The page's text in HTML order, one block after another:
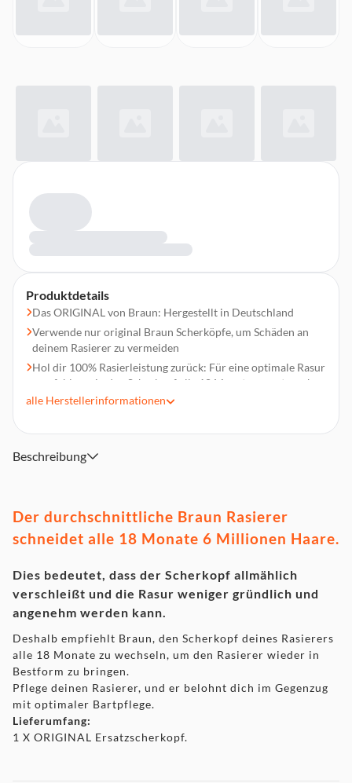
Produktdetails
Das ORIGINAL von Braun: Hergestellt in Deutschland
Verwende nur original Braun Scherköpfe, um Schäden an
deinem Rasierer zu vermeiden
Hol dir 100% Rasierleistung zurück: Für eine optimale Rasur
empfehlen wir, den Scherkopf alle 18 Monate auszutauschen
Perfekte Gründlichkeit (0,00mm): 5+1 perfekt
dichtesten Bärte sanft mit jedem Zug
Außergewöhnlicher Hautschutz: Mit ultra dünnen
Kompatibel mit allen Series 9 Rasierern. Einfach mit nur
einem Klick austauschen
alle Herstellerinformationen
Beschreibung
Der durchschnittliche Braun Rasierer
schneidet alle 18 Monate 6 Millionen Haare.
Dies bedeutet, dass der Scherkopf allmählich
verschleißt und die Rasur weniger gründlich und
angenehm werden kann.
Deshalb empfiehlt Braun, den Scherkopf deines Rasierers
alle 18 Monate zu wechseln, um den Rasierer wieder in
Bestform zu bringen.
Pflege deinen Rasierer, und er belohnt dich im Gegenzug
mit optimaler Bartpflege.
Lieferumfang:
1 X ORIGINAL Ersatzscherkopf.